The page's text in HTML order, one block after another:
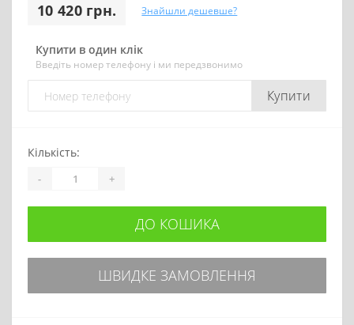
10 420 грн. Знайшли дешевше?
Купити в один клік
Введіть номер телефону і ми передзвонимо
Купити
Кількість:
- +
ДО КОШИКА
ШВИДКЕ ЗАМОВЛЕННЯ